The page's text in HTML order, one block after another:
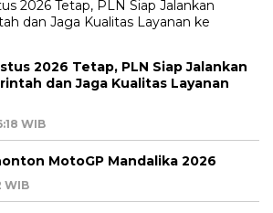
2026 Tetap, PLN Siap Jalankan
dan Jaga Kualitas Layanan
WIB
MotoGP Mandalika 2026
WIB